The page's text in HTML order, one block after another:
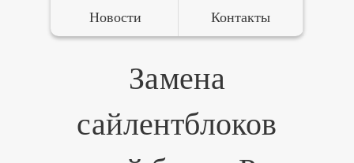
Новости Контакты
Замена
сайлентблоков